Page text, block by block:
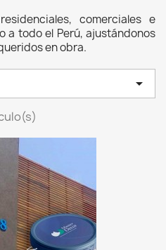
comerciales e
a todo el Perú, ajustándonos
en obra.
